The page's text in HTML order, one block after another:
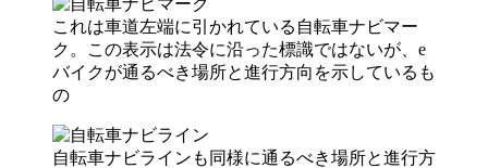
これは車道左端に引かれている自転車ナビマー
ク。この表示は法令に沿った標識ではないが、e
バイクが通るべき場所と進行方向を示しているも
の
自転車ナビラインも同様に通るべき場所と進行方